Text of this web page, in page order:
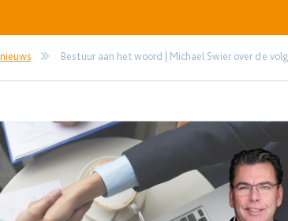
Bestuur aan het woord | Michael Swier over de